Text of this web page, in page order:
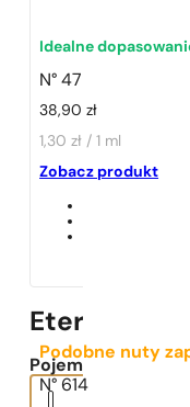
1 - 3 szt.
Idealne
N° 47
38,90zł
1,30 zł / 1 ml
Zobacz produkt
Podobne nuty
N° 614
Eternity
Pojemność: